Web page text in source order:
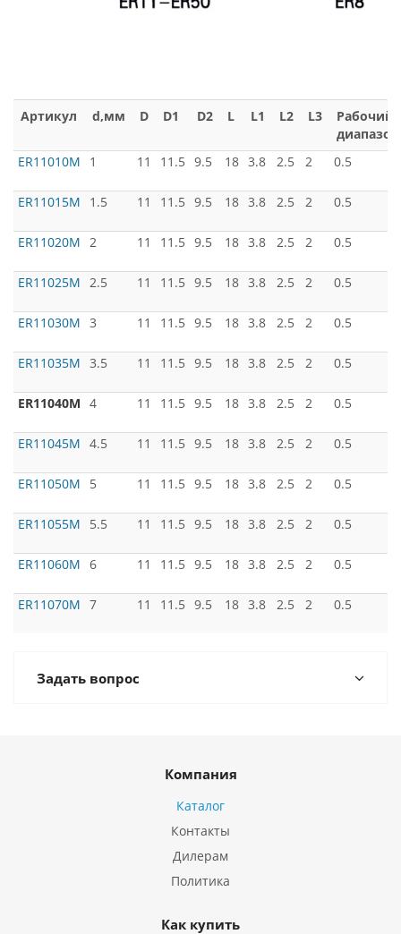
Артикул d,мм D D1 D2 L L1 L2 L3
Рабочий
диапазон
ER11010M
1 11 11.5 9.5 18 3.8 2.5 2 0.5
ER11015M 1.5 11 11.5 9.5 18 3.8 2.5 2 0.5
ER11020M 2 11 11.5 9.5 18 3.8 2.5 2 0.5
ER11025M 2.5 11 11.5 9.5 18 3.8 2.5 2 0.5
ER11030M 3 11 11.5 9.5 18 3.8 2.5 2 0.5
ER11035M 3.5 11 11.5 9.5 18 3.8 2.5 2 0.5
ER11040M 4 11 11.5 9.5 18 3.8 2.5 2 0.5
ER11045M 4.5 11 11.5 9.5 18 3.8 2.5 2 0.5
ER11050M 5 11 11.5 9.5 18 3.8 2.5 2 0.5
ER11055M 5.5 11 11.5 9.5 18 3.8 2.5 2 0.5
ER11060M 6 11 11.5 9.5 18 3.8 2.5 2 0.5
ER11070M 7 11 11.5 9.5 18 3.8 2.5 2 0.5
Задать вопрос
Компания
Каталог
Контакты
Дилерам
Политика
Как купить